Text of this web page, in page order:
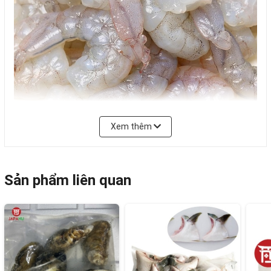
Thương hiệu: Shizen
Trọng lượng: 500g (khoảng 30-40 con)
Bảo quản: đông lạnh
Tôm đã được lột vỏ, gia nhiệt và đóng gói. Khi
dùng chỉ cần lấy ra lượng vừa đủ, rã đông là có
thể chế biến món ăn được ngay.
Xem thêm
Sản phẩm liên quan